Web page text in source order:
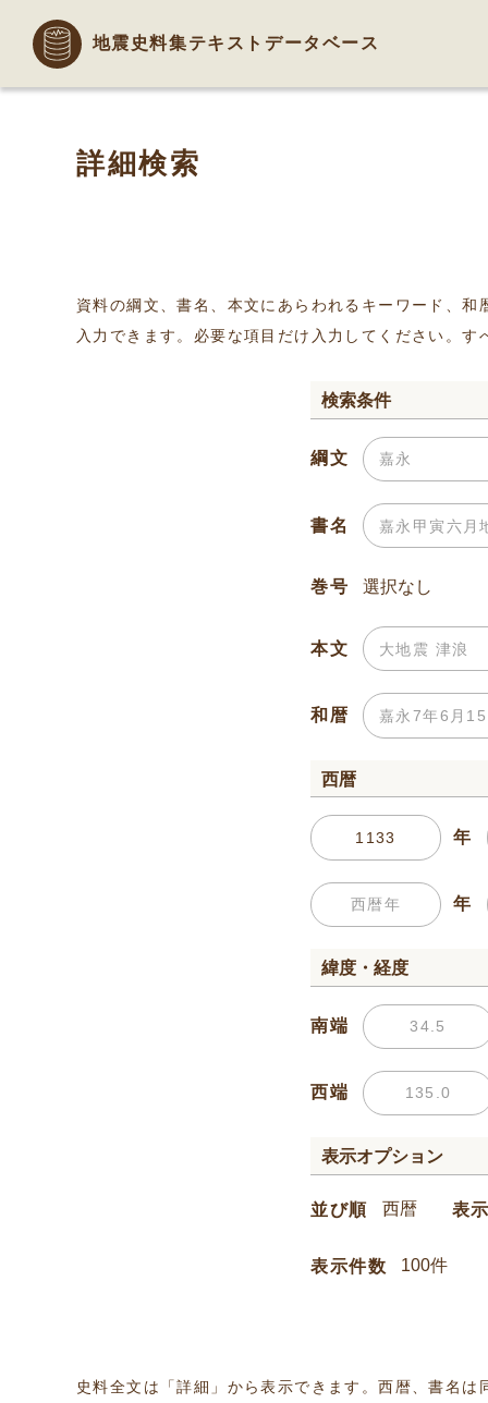
地震史料集テキストデータベース
詳細検索
資料の綱文、書名、本文にあらわれるキーワード、
入力できます。必要な項目だけ入力してください。
検索条件
綱文
書名
巻号
本文
和暦
西暦
年
年
緯度・経度
南端
西端
表示オプション
並び順 表
表示件数
史料全文は「詳細」から表示できます。西暦、書名